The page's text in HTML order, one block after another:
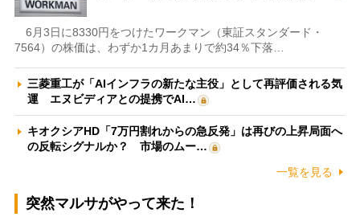
6月3日に8330円をつけたワークマン（東証スタンダード・
7564）の株価は、わずか1カ月あまりで約34％下落…
三菱重工が「AIインフラの新たな主役」として再評価される気
運 エヌビディアとの提携でAI…
キオクシアHD「7万円割れからの急反発」は再びの上昇局面へ
の反転シグナルか？ 市場のムー…
一覧を見る
突然マルサがやって来た！